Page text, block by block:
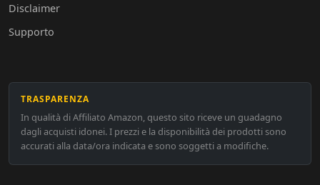
Disclaimer
Supporto
TRASPARENZA
In qualità di Affiliato Amazon, questo sito riceve un guadagno
dagli acquisti idonei. I prezzi e la disponibilità dei prodotti sono
accurati alla data/ora indicata e sono soggetti a modifiche.